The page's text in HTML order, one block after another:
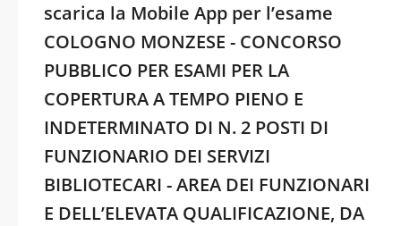
scarica la Mobile App per l’esame
COLOGNO MONZESE - CONCORSO
PUBBLICO PER ESAMI PER LA
COPERTURA A TEMPO PIENO E
INDETERMINATO DI N. 2 POSTI DI
FUNZIONARIO DEI SERVIZI
BIBLIOTECARI - AREA DEI FUNZIONARI
E DELL’ELEVATA QUALIFICAZIONE, DA